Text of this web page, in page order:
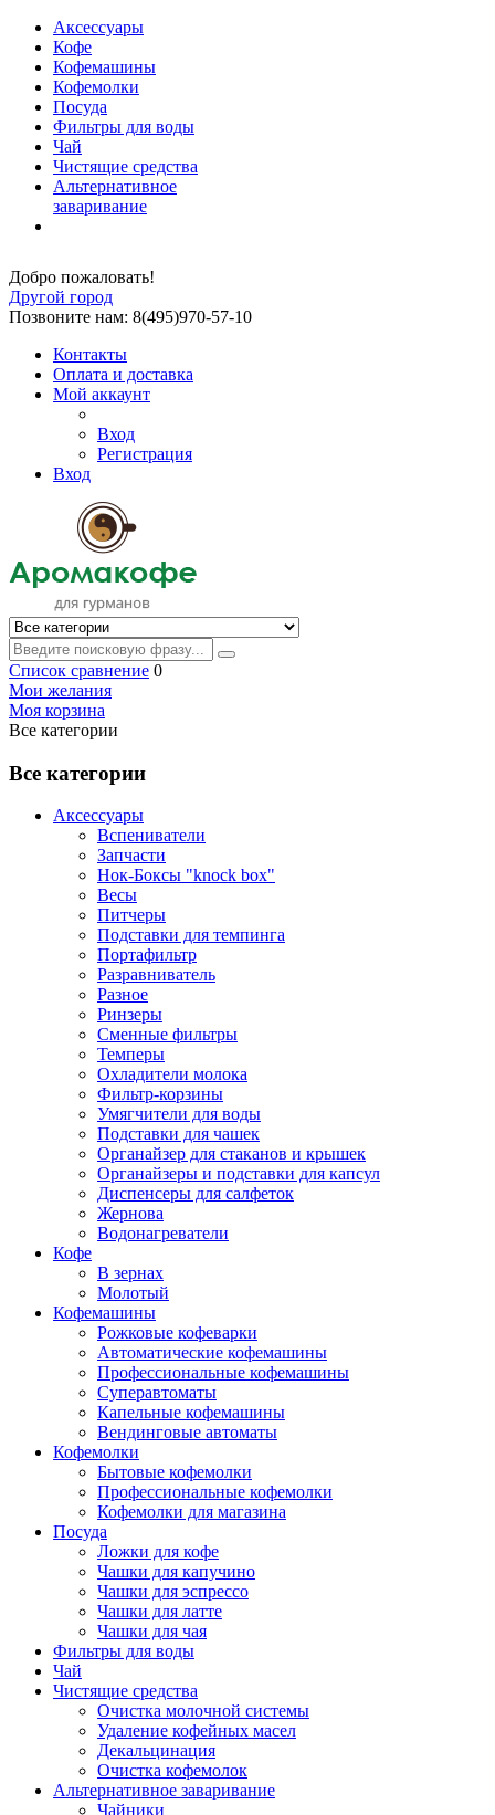
Аксессуары
Кофе
Кофемашины
Кофемолки
Посуда
Фильтры для воды
Чай
Чистящие средства
Альтернативное
заваривание
Добро пожаловать!
Другой город
Позвоните нам: 8(495)970-57-10
Контакты
Оплата и доставка
Мой аккаунт
Вход
Регистрация
Вход
Список сравнение 0
Мои желания
Моя корзина
Все категории
Все категории
Аксессуары
Вспениватели
Запчасти
Нок-Боксы "knock box"
Весы
Питчеры
Подставки для темпинга
Портафильтр
Разравниватель
Разное
Ринзеры
Сменные фильтры
Темперы
Охладители молока
Фильтр-корзины
Умягчители для воды
Подставки для чашек
Органайзер для стаканов и крышек
Органайзеры и подставки для капсул
Диспенсеры для салфеток
Жернова
Водонагреватели
Кофе
В зернах
Молотый
Кофемашины
Рожковые кофеварки
Автоматические кофемашины
Профессиональные кофемашины
Суперавтоматы
Капельные кофемашины
Вендинговые автоматы
Кофемолки
Бытовые кофемолки
Профессиональные кофемолки
Кофемолки для магазина
Посуда
Ложки для кофе
Чашки для капучино
Чашки для эспрессо
Чашки для латте
Чашки для чая
Фильтры для воды
Чай
Чистящие средства
Очистка молочной системы
Удаление кофейных масел
Декальцинация
Очистка кофемолок
Альтернативное заваривание
Чайники